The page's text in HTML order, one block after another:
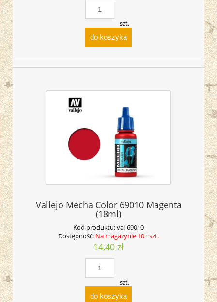
szt.
do koszyka
Vallejo Mecha Color 69010 Magenta
(18ml)
Kod produktu:val-69010
Dostępność: Na magazynie 10+ szt.
14,40 zł
szt.
do koszyka